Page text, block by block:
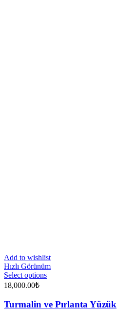
Add to wishlist
Hızlı Görünüm
Select options
18,000.00₺
Turmalin ve Pırlanta Yüzük